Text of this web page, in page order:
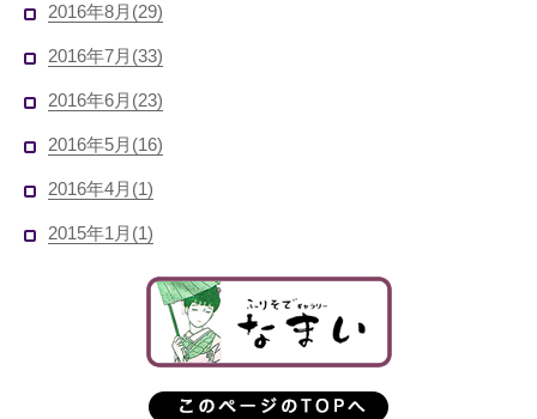
2016年8月(29)
2016年7月(33)
2016年6月(23)
2016年5月(16)
2016年4月(1)
2015年1月(1)
呉服のなまい